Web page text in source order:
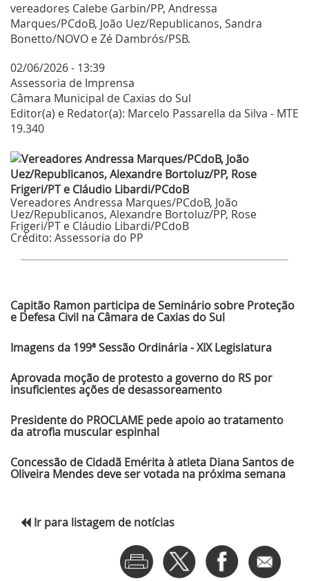
vereadores Calebe Garbin/PP, Andressa
Marques/PCdoB, João Uez/Republicanos, Sandra
Bonetto/NOVO e Zé Dambrós/PSB.
02/06/2026 - 13:39
Assessoria de Imprensa
Câmara Municipal de Caxias do Sul
Editor(a) e Redator(a): Marcelo Passarella da Silva - MTE
19.340
Vereadores Andressa Marques/PCdoB, João
Uez/Republicanos, Alexandre Bortoluz/PP, Rose
Frigeri/PT e Cláudio Libardi/PCdoB
Crédito: Assessoria do PP
Capitão Ramon participa de Seminário sobre Proteção
e Defesa Civil na Câmara de Caxias do Sul
Imagens da 199ª Sessão Ordinária - XIX Legislatura
Aprovada moção de protesto a governo do RS por
insuficientes ações de desassoreamento
Presidente do PROCLAME pede apoio ao tratamento
da atrofia muscular espinhal
Concessão de Cidadã Emérita à atleta Diana Santos de
Oliveira Mendes deve ser votada na próxima semana
Ir para listagem de notícias